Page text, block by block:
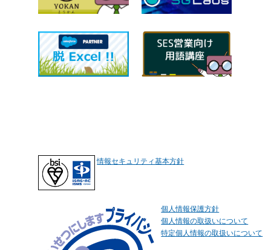
情報セキュリティ基本方針
個人情報保護方針
個人情報の取扱いについて
特定個人情報の取扱いについて